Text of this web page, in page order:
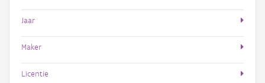
Jaar
Maker
Licentie